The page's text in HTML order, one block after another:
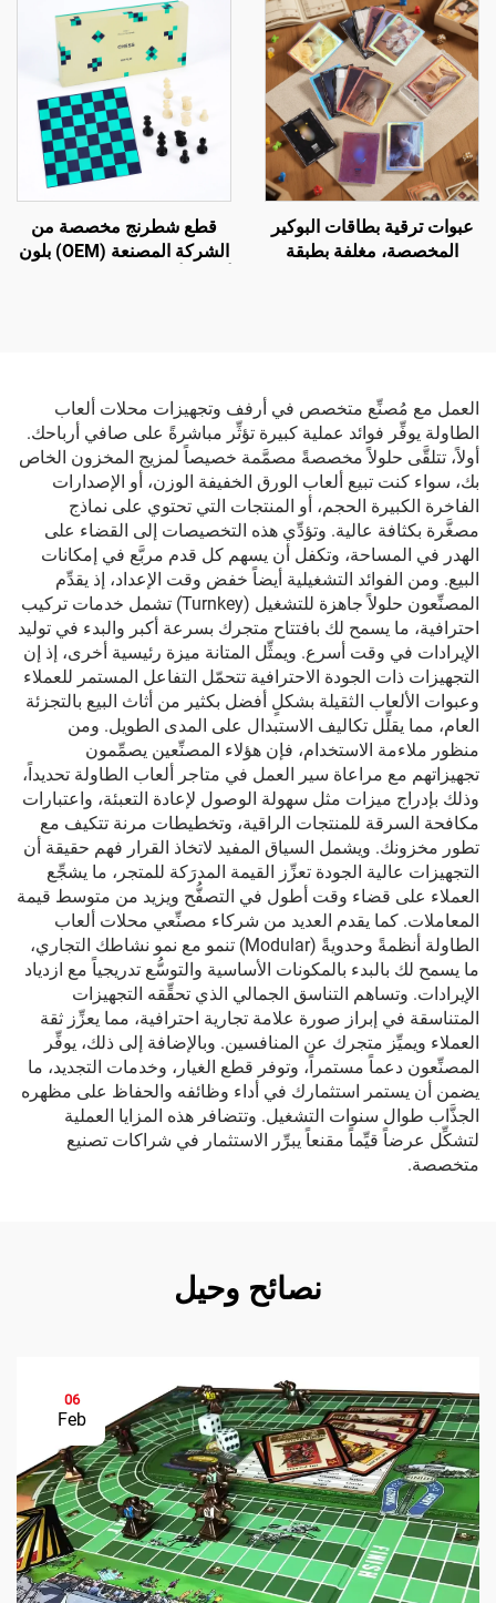
عبوات ترقية بطاقات البوكير
المخصصة، مغلفة بطبقة
قطع شطرنج مخصصة من
الشركة المصنعة (OEM) بلون
العمل مع مُصنِّع متخصص في أرفف وتجهيزات محلات ألعاب
الطاولة يوفِّر فوائد عملية كبيرة تؤثِّر مباشرةً على صافي أرباحك.
أولاً، تتلقَّى حلولاً مخصصةً مصمَّمة خصيصاً لمزيج المخزون الخاص
بك، سواء كنت تبيع ألعاب الورق الخفيفة الوزن، أو الإصدارات
الفاخرة الكبيرة الحجم، أو المنتجات التي تحتوي على نماذج
مصغَّرة بكثافة عالية. وتؤدِّي هذه التخصيصات إلى القضاء على
الهدر في المساحة، وتكفل أن يسهم كل قدم مربَّع في إمكانات
البيع. ومن الفوائد التشغيلية أيضاً خفض وقت الإعداد، إذ يقدِّم
المصنِّعون حلولاً جاهزة للتشغيل (Turnkey) تشمل خدمات تركيب
احترافية، ما يسمح لك بافتتاح متجرك بسرعة أكبر والبدء في توليد
الإيرادات في وقت أسرع. ويمثِّل المتانة ميزة رئيسية أخرى، إذ إن
التجهيزات ذات الجودة الاحترافية تتحمّل التفاعل المستمر للعملاء
وعبوات الألعاب الثقيلة بشكلٍ أفضل بكثير من أثاث البيع بالتجزئة
العام، مما يقلِّل تكاليف الاستبدال على المدى الطويل. ومن
منظور ملاءمة الاستخدام، فإن هؤلاء المصنِّعين يصمِّمون
تجهيزاتهم مع مراعاة سير العمل في متاجر ألعاب الطاولة تحديداً،
وذلك بإدراج ميزات مثل سهولة الوصول لإعادة التعبئة، واعتبارات
مكافحة السرقة للمنتجات الراقية، وتخطيطات مرنة تتكيف مع
تطور مخزونك. ويشمل السياق المفيد لاتخاذ القرار فهم حقيقة أن
التجهيزات عالية الجودة تعزِّز القيمة المدرَكة للمتجر، ما يشجِّع
العملاء على قضاء وقت أطول في التصفُّح ويزيد من متوسط قيمة
المعاملات. كما يقدم العديد من شركاء مصنِّعي محلات ألعاب
الطاولة أنظمةً وحدويةً (Modular) تنمو مع نمو نشاطك التجاري،
ما يسمح لك بالبدء بالمكونات الأساسية والتوسُّع تدريجياً مع ازدياد
الإيرادات. وتساهم التناسق الجمالي الذي تحقِّقه التجهيزات
المتناسقة في إبراز صورة علامة تجارية احترافية، مما يعزِّز ثقة
العملاء ويميِّز متجرك عن المنافسين. وبالإضافة إلى ذلك، يوفِّر
المصنِّعون دعماً مستمراً، وتوفر قطع الغيار، وخدمات التجديد، ما
يضمن أن يستمر استثمارك في أداء وظائفه والحفاظ على مظهره
الجذَّاب طوال سنوات التشغيل. وتتضافر هذه المزايا العملية
لتشكِّل عرضاً قيِّماً مقنعاً يبرِّر الاستثمار في شراكات تصنيع
متخصصة.
نصائح وحيل
06
Feb